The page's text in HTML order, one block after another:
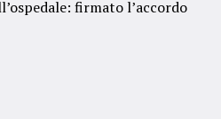
firmato l’accordo